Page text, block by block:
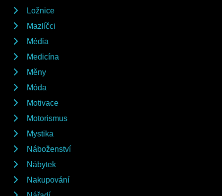
Ložnice
Mazlíčci
Média
Medicína
Měny
Móda
Motivace
Motorismus
Mystika
Náboženství
Nábytek
Nakupování